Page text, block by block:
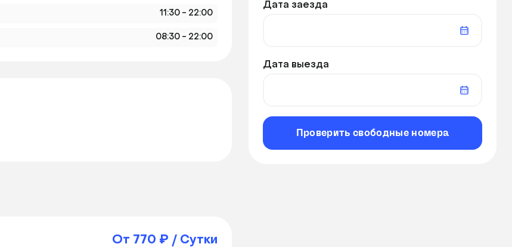
11:30 - 22:00
08:30 - 22:00
От 770 ₽ / Сутки
Дата заезда
Дата выезда
Проверитьсвободные номера